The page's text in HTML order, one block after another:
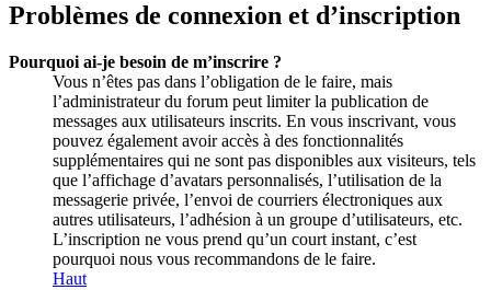
Problèmes de connexion et d’inscription
Pourquoi ai-je besoin de m’inscrire ?
Vous n’êtes pas dans l’obligation de le faire, mais
l’administrateur du forum peut limiter la publication de
messages aux utilisateurs inscrits. En vous inscrivant, vous
pouvez également avoir accès à des fonctionnalités
supplémentaires qui ne sont pas disponibles aux visiteurs, tels
que l’affichage d’avatars personnalisés, l’utilisation de la
messagerie privée, l’envoi de courriers électroniques aux
autres utilisateurs, l’adhésion à un groupe d’utilisateurs, etc.
L’inscription ne vous prend qu’un court instant, c’est
pourquoi nous vous recommandons de le faire.
Haut